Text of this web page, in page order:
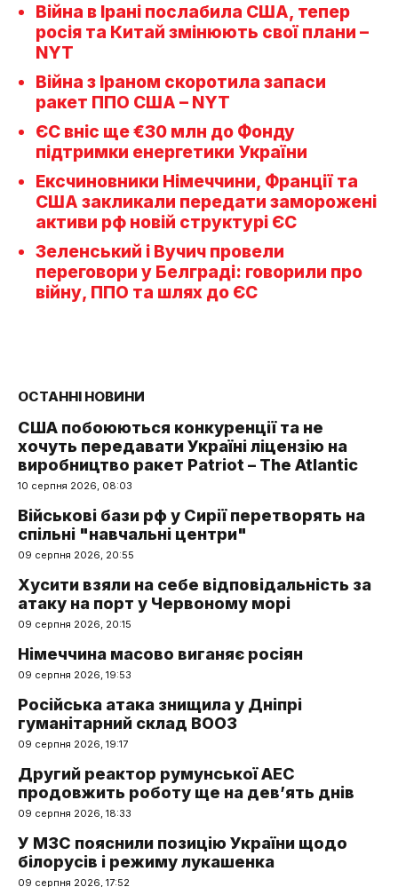
Війна в Ірані послабила США, тепер
росія та Китай змінюють свої плани –
NYT
Війна з Іраном скоротила запаси
ракет ППО США – NYT
ЄС вніс ще €30 млн до Фонду
підтримки енергетики України
Ексчиновники Німеччини, Франції та
США закликали передати заморожені
активи рф новій структурі ЄС
Зеленський і Вучич провели
переговори у Белграді: говорили про
війну, ППО та шлях до ЄС
ОСТАННІ НОВИНИ
США побоюються конкуренції та не
хочуть передавати Україні ліцензію на
виробництво ракет Patriot – The Atlantic
10 серпня 2026, 08:03
Військові бази рф у Сирії перетворять на
спільні "навчальні центри"
09 серпня 2026, 20:55
Хусити взяли на себе відповідальність за
атаку на порт у Червоному морі
09 серпня 2026, 20:15
Німеччина масово виганяє росіян
09 серпня 2026, 19:53
Російська атака знищила у Дніпрі
гуманітарний склад ВООЗ
09 серпня 2026, 19:17
Другий реактор румунської АЕС
продовжить роботу ще на дев’ять днів
09 серпня 2026, 18:33
У МЗС пояснили позицію України щодо
білорусів і режиму лукашенка
09 серпня 2026, 17:52